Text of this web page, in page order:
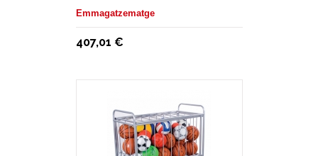
Emmagatzematge
407,01 €